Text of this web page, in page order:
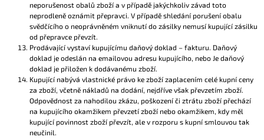
neporušenost obalů zboží a v případě jakýchkoliv závad toto
neprodleně oznámit přepravci. V případě shledání porušení obalu
svědčícího o neoprávněném vniknutí do zásilky nemusí kupující zásilku
od přepravce převzít.
Prodávající vystaví kupujícímu daňový doklad – fakturu. Daňový
doklad je odeslán na emailovou adresu kupujícího, nebo Je daňový
doklad je přiložen k dodávanému zboží.
Kupující nabývá vlastnické právo ke zboží zaplacením celé kupní ceny
za zboží, včetně nákladů na dodání, nejdříve však převzetím zboží.
Odpovědnost za nahodilou zkázu, poškození či ztrátu zboží přechází
na kupujícího okamžikem převzetí zboží nebo okamžikem, kdy měl
kupující povinnost zboží převzít, ale v rozporu s kupní smlouvou tak
neučinil.